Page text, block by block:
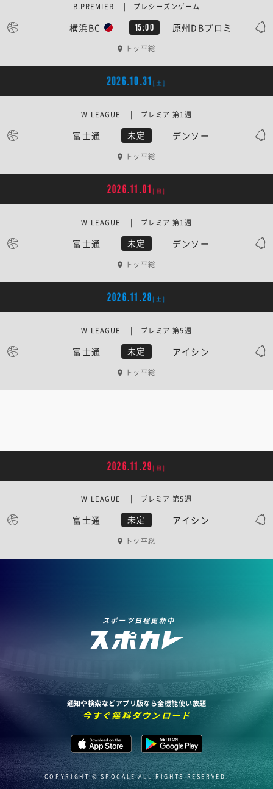
横浜BC 15:00 原州DBプロミ
B.PREMIER | プレシーズンゲーム
トッ平総
2026.10.31 [土]
富士通 未定 デンソー
W LEAGUE | プレミア 第1週
トッ平総
2026.11.01 [日]
富士通 未定 デンソー
W LEAGUE | プレミア 第1週
トッ平総
2026.11.28 [土]
富士通 未定 アイシン
W LEAGUE | プレミア 第5週
トッ平総
2026.11.29 [日]
富士通 未定 アイシン
W LEAGUE | プレミア 第5週
トッ平総
スポーツ日程更新中
通知や検索などアプリ版なら全機能使い放題
今すぐ無料ダウンロード
COPYRIGHT © SPOCALE ALL RIGHTS RESERVED.